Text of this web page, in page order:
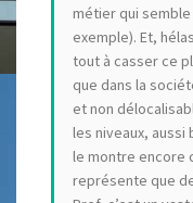
métier qui
exemple). Et,
tout à casser ce
que dans la
et non
les niveaux,
le montre encore
représente que